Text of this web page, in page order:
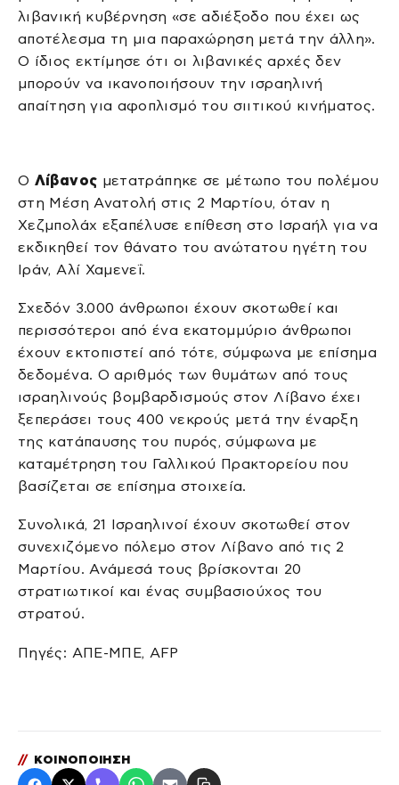
λιβανική κυβέρνηση «σε αδιέξοδο που έχει ως
αποτέλεσμα τη μια παραχώρηση μετά την άλλη».
Ο ίδιος εκτίμησε ότι οι λιβανικές αρχές δεν
μπορούν να ικανοποιήσουν την ισραηλινή
απαίτηση για αφοπλισμό του σιιτικού κινήματος.
Ο Λίβανος μετατράπηκε σε μέτωπο του πολέμου
στη Μέση Ανατολή στις 2 Μαρτίου, όταν η
Χεζμπολάχ εξαπέλυσε επίθεση στο Ισραήλ για να
εκδικηθεί τον θάνατο του ανώτατου ηγέτη του
Ιράν, Αλί Χαμενεΐ.
Σχεδόν 3.000 άνθρωποι έχουν σκοτωθεί και
περισσότεροι από ένα εκατομμύριο άνθρωποι
έχουν εκτοπιστεί από τότε, σύμφωνα με επίσημα
δεδομένα. Ο αριθμός των θυμάτων από τους
ισραηλινούς βομβαρδισμούς στον Λίβανο έχει
ξεπεράσει τους 400 νεκρούς μετά την έναρξη
της κατάπαυσης του πυρός, σύμφωνα με
καταμέτρηση του Γαλλικού Πρακτορείου που
βασίζεται σε επίσημα στοιχεία.
Συνολικά, 21 Ισραηλινοί έχουν σκοτωθεί στον
συνεχιζόμενο πόλεμο στον Λίβανο από τις 2
Μαρτίου. Ανάμεσά τους βρίσκονται 20
στρατιωτικοί και ένας συμβασιούχος του
στρατού.
Πηγές: ΑΠΕ-ΜΠΕ, AFP
// ΚΟΙΝΟΠΟΙΗΣΗ